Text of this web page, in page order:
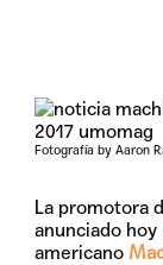
Fotografía by Aaron
La promotora
anunciado
americano